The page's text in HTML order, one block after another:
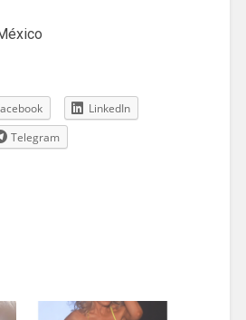
LinkedIn
Telegram